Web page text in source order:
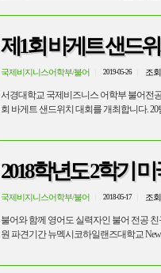
제1회 바게트 샌드
국제비지니스어학부/불어 2019-05-26 조
서경대학교 국제비즈니스 어학부 불어전
회 바게트 샌드위치 대회를 개최합니다.
2018학년도 2학기
국제비지니스어학부/불어 2018-05-17 조
불어와 함께 영어도 실력자인 불어 전공
원 파견기간 뉴멕시코하일랜즈대학교 New